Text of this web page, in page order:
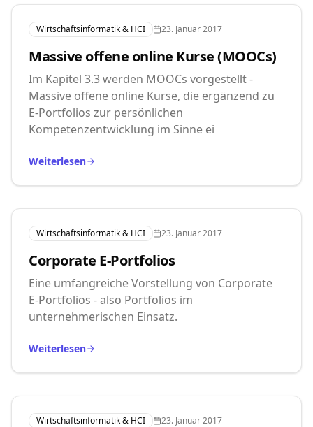
Wirtschaftsinformatik & HCI 23. Januar 2017
Massive offene online Kurse (MOOCs)
Im Kapitel 3.3 werden MOOCs vorgestellt -
Massive offene online Kurse, die ergänzend zu
E-Portfolios zur persönlichen
Kompetenzentwicklung im Sinne ei
Weiterlesen
Wirtschaftsinformatik & HCI 23. Januar 2017
Corporate E-Portfolios
Eine umfangreiche Vorstellung von Corporate
E-Portfolios - also Portfolios im
unternehmerischen Einsatz.
Weiterlesen
Wirtschaftsinformatik & HCI 23. Januar 2017